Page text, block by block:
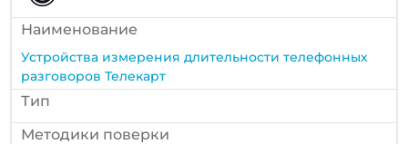
Наименование
Устройства измерения длительности телефонных
разговоров Телекарт
Тип
Методики поверки